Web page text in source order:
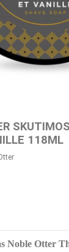
118ML
Noble Otter